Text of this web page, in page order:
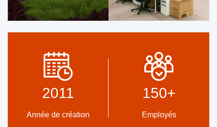
2011
Année de création
150+
Employés